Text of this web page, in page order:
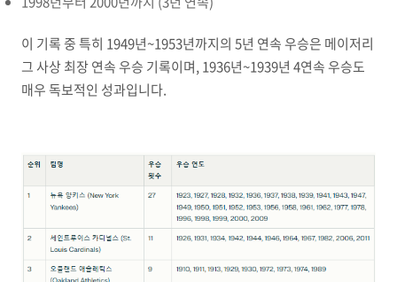
이 기록 중 특히 1949년~1953년까지의 5년 연속 우승은 메이저리
그 사상 최장 연속 우승 기록이며, 1936년~1939년 4연속 우승도
매우 독보적인 성과입니다.